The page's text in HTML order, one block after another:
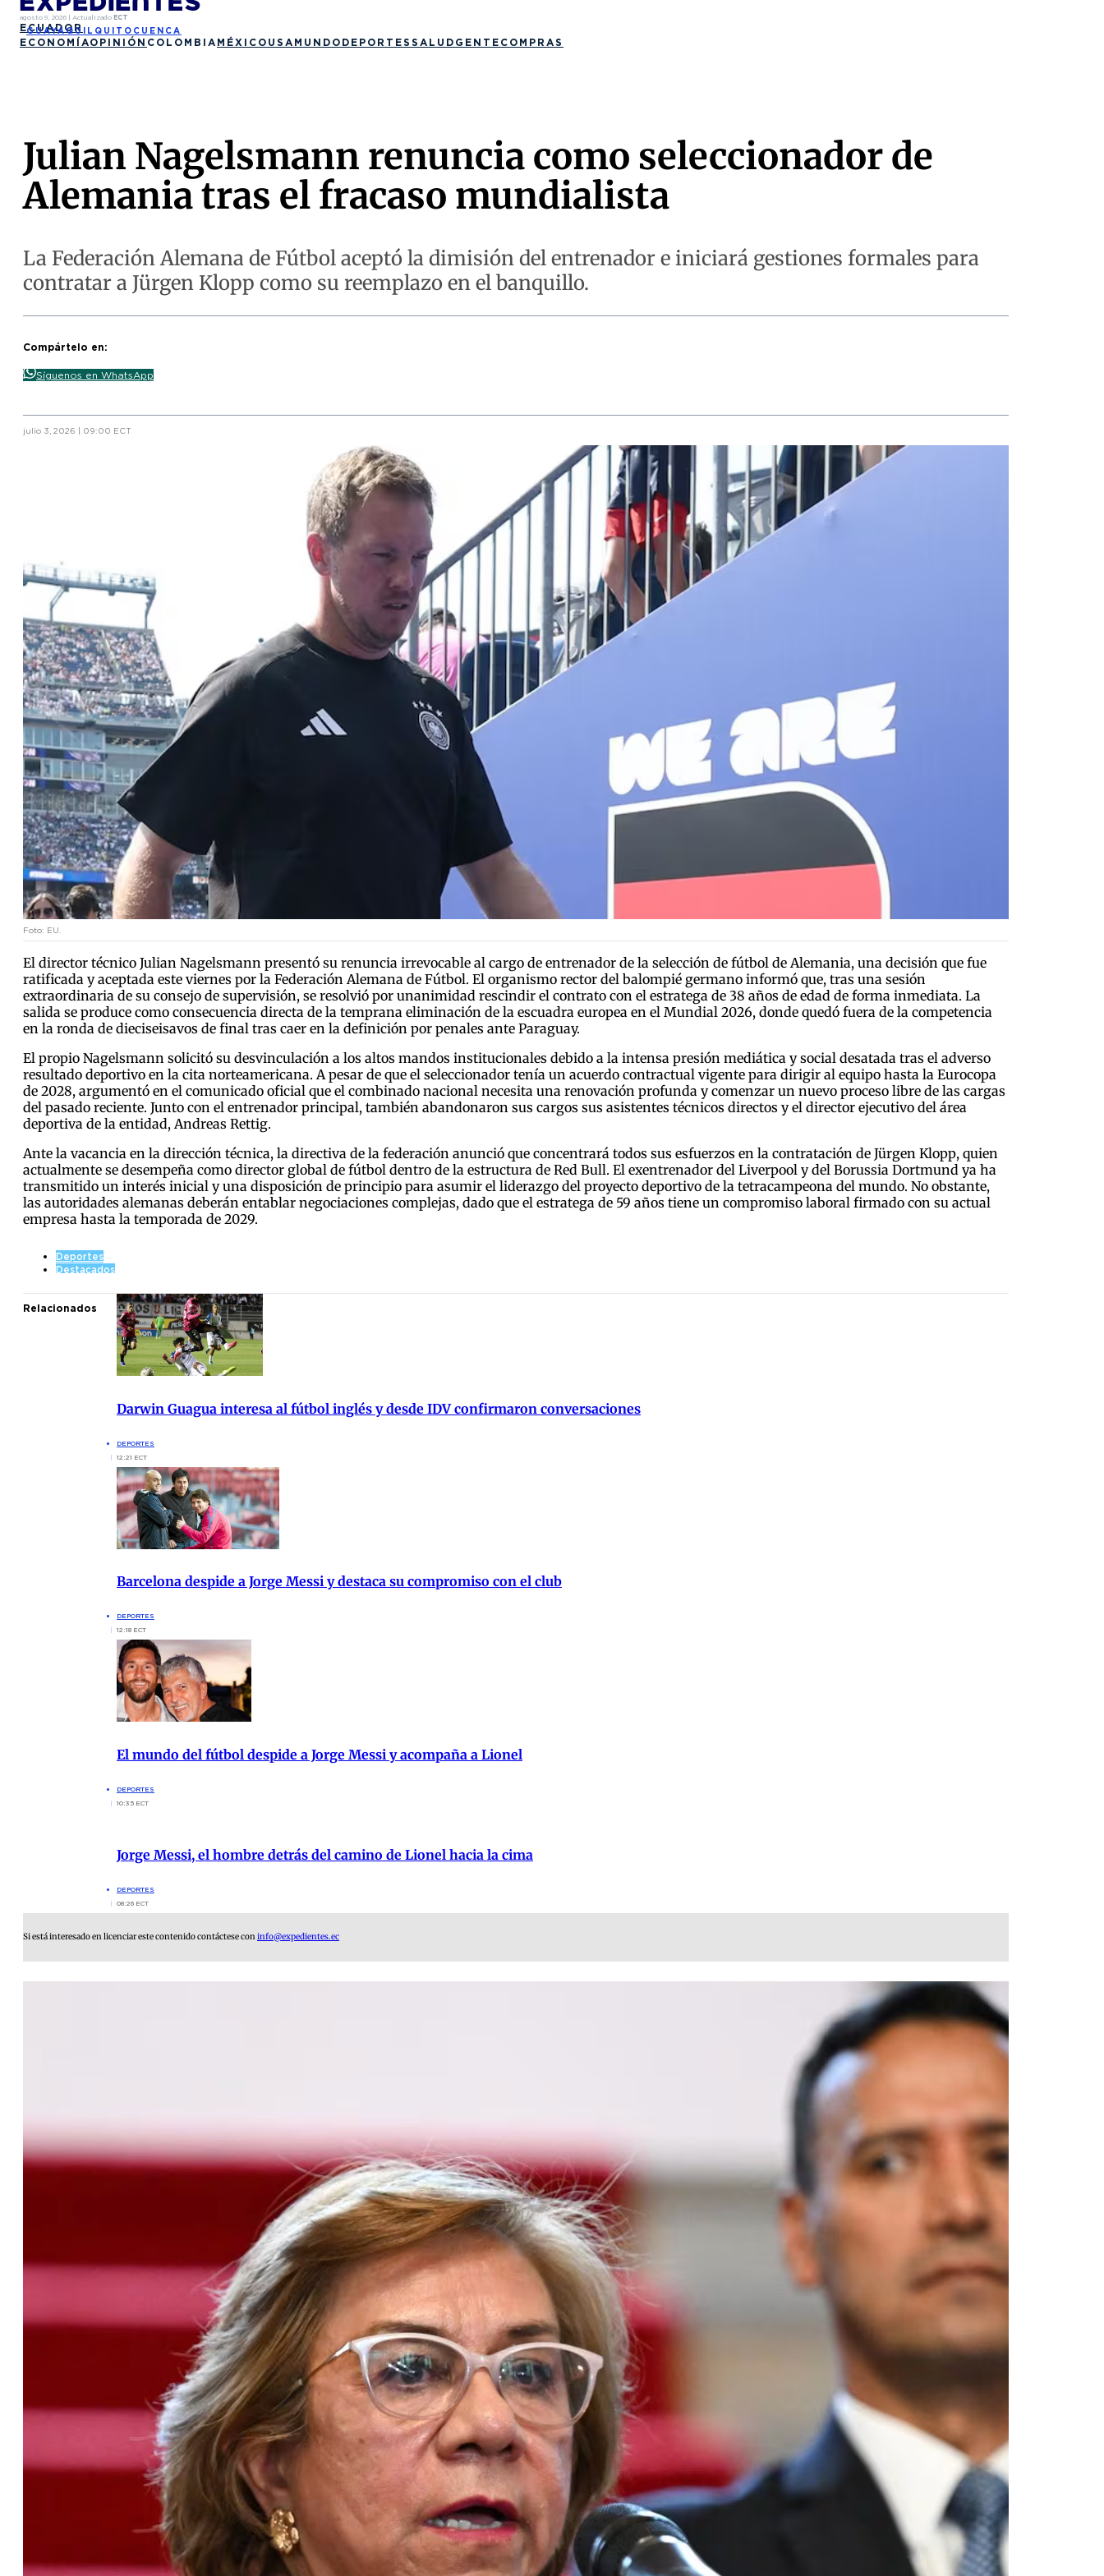
agosto 9, 2026 | Actualizado ECT
ECUADOR
GUAYAQUIL QUITO CUENCA
ECONOMÍAOPINIÓN COLOMBIA MÉXICO USA MUNDO DEPORTES SALUD GENTE COMPRAS
Julian Nagelsmann renuncia como seleccionador de
Alemania tras el fracaso mundialista
La Federación Alemana de Fútbol aceptó la dimisión del entrenador e iniciará gestiones formales para
contratar a Jürgen Klopp como su reemplazo en el banquillo.
Compártelo en:
Síguenos en WhatsApp
julio 3, 2026 | 09:00 ECT
Foto: EU.
El director técnico Julian Nagelsmann presentó su renuncia irrevocable al cargo de entrenador de la selección de fútbol de Alemania, una decisión que fue
ratificada y aceptada este viernes por la Federación Alemana de Fútbol. El organismo rector del balompié germano informó que, tras una sesión
extraordinaria de su consejo de supervisión, se resolvió por unanimidad rescindir el contrato con el estratega de 38 años de edad de forma inmediata. La
salida se produce como consecuencia directa de la temprana eliminación de la escuadra europea en el Mundial 2026, donde quedó fuera de la competencia
en la ronda de dieciseisavos de final tras caer en la definición por penales ante Paraguay.
El propio Nagelsmann solicitó su desvinculación a los altos mandos institucionales debido a la intensa presión mediática y social desatada tras el adverso
resultado deportivo en la cita norteamericana. A pesar de que el seleccionador tenía un acuerdo contractual vigente para dirigir al equipo hasta la Eurocopa
de 2028, argumentó en el comunicado oficial que el combinado nacional necesita una renovación profunda y comenzar un nuevo proceso libre de las cargas
del pasado reciente. Junto con el entrenador principal, también abandonaron sus cargos sus asistentes técnicos directos y el director ejecutivo del área
deportiva de la entidad, Andreas Rettig.
Ante la vacancia en la dirección técnica, la directiva de la federación anunció que concentrará todos sus esfuerzos en la contratación de Jürgen Klopp, quien
actualmente se desempeña como director global de fútbol dentro de la estructura de Red Bull. El exentrenador del Liverpool y del Borussia Dortmund ya ha
transmitido un interés inicial y una disposición de principio para asumir el liderazgo del proyecto deportivo de la tetracampeona del mundo. No obstante,
las autoridades alemanas deberán entablar negociaciones complejas, dado que el estratega de 59 años tiene un compromiso laboral firmado con su actual
empresa hasta la temporada de 2029.
Deportes
Destacados
Relacionados
Darwin Guagua interesa al fútbol inglés y desde IDV confirmaron conversaciones
DEPORTES
12:21 ECT
Barcelona despide a Jorge Messi y destaca su compromiso con el club
DEPORTES
12:18 ECT
El mundo del fútbol despide a Jorge Messi y acompaña a Lionel
DEPORTES
10:35 ECT
Jorge Messi, el hombre detrás del camino de Lionel hacia la cima
DEPORTES
08:26 ECT
Si está interesado en licenciar este contenido contáctese coninfo@expedientes.ec